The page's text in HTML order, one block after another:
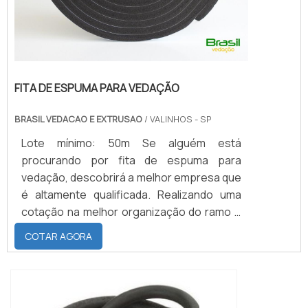
FITA DE ESPUMA PARA VEDAÇÃO
BRASIL VEDACAO E EXTRUSAO / VALINHOS - SP
Lote mínimo: 50m Se alguém está
procurando por fita de espuma para
vedação, descobrirá a melhor empresa que
é altamente qualificada. Realizando uma
cotação na melhor organização do ramo e
descobrindo a maior referência de
qualidade da área de atuação.MAIS SOBRE
em uma empresa inovadora, consegue
COTAR AGORA